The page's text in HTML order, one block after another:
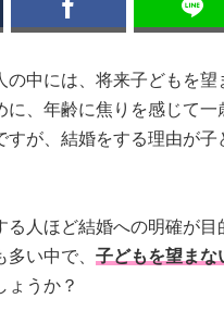
の中には、将来子どもを
に、年齢に焦りを感じて
すが、結婚をする理由が
る人ほど結婚への明確が
い中で、 子どもを望まな
ょうか？